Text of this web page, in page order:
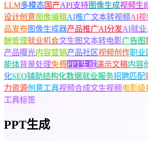
LLM多模态国产API支持图像生成视频生
设计创意 图像编辑AI推广文本转视频AI视
品发布 图像生成器产品推广AI分发AI就业
酬管理就业机会文生图文本转电影广告图
产品曝光内容营销产品社区视频创作职业
能体背景处理免费PPT生成演示文稿内容
化SEO辅助结构化数据就业服务招聘匹配
力资源创意工具视频合成文生视频电影级
工具标签
PPT生成